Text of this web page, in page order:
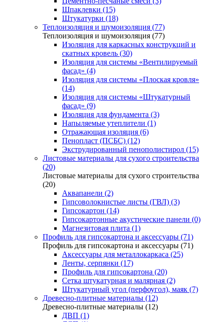
Шпаклевки (15)
Штукатурки (18)
Теплоизоляция и шумоизоляция (77)
Теплоизоляция и шумоизоляция (77)
Изоляция для каркасных конструкций и
скатных кровель (30)
Изоляция для системы «Вентилируемый
фасад» (4)
Изоляция для системы «Плоская кровля»
(14)
Изоляция для системы «Штукатурный
фасад» (9)
Изоляция для фундамента (3)
Напыляемые утеплители (1)
Отражающая изоляция (6)
Пенопласт (ПСБС) (12)
Экструдированный пенополистирол (15)
Листовые материалы для сухого строительства
(20)
Листовые материалы для сухого строительства
(20)
Аквапанели (2)
Гипсоволокнистые листы (ГВЛ) (3)
Гипсокартон (14)
Гипсокартонные акустические панели (0)
Магнезитовая плита (1)
Профиль для гипсокартона и аксессуары (71)
Профиль для гипсокартона и аксессуары (71)
Аксессуары для металлокаркаса (25)
Ленты, серпянки (17)
Профиль для гипсокартона (20)
Сетка штукатурная и малярная (2)
Штукатурный угол (перфоугол), маяк (7)
Древесно-плитные материалы (12)
Древесно-плитные материалы (12)
ДВП (1)